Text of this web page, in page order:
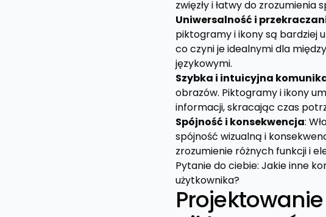
zwięzły i łatwy do zrozumienia
Uniwersalność i
piktogramy i ikony są bardziej
co czyni je idealnymi dla
językowymi.
Szybka i intuicyjna
obrazów. Piktogramy i ikony
informacji, skracając czas
Spójność i konsekwencja:
spójność wizualną i
zrozumienie różnych funkcji i
Pytanie do ciebie: Jakie inne
użytkownika?